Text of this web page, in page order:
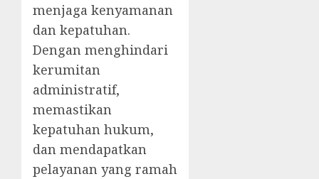
menjaga kenyamanan
dan kepatuhan.
Dengan menghindari
kerumitan
administratif,
memastikan
kepatuhan hukum,
dan mendapatkan
pelayanan yang ramah